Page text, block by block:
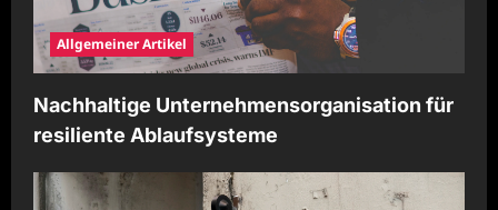
Allgemeiner Artikel
Nachhaltige Unternehmensorganisation für
resiliente Ablaufsysteme